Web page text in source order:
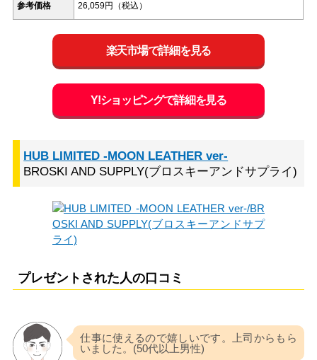
参考価格 26,059円（税込）
楽天市場で詳細を見る
Y!ショッピングで詳細を見る
HUB LIMITED -MOON LEATHER ver-
BROSKI AND SUPPLY(ブロスキーアンドサプライ)
プレゼントされた人の口コミ
仕事に使えるので嬉しいです。上司からもら
いました。(50代以上男性)